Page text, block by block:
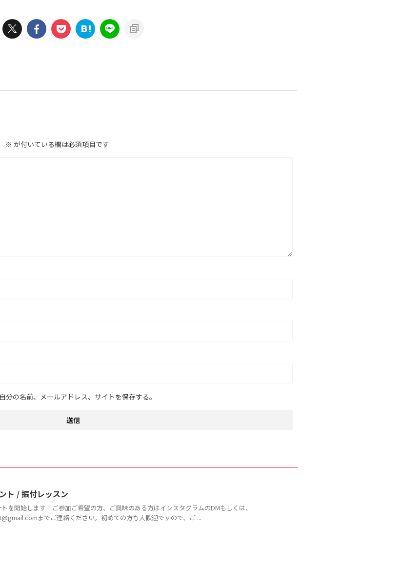
※ が付いている欄は必須項目です
の名前、メールアドレス、サイトを保存する。
ト / 振付レッスン
を開始します！ご参加ご希望の方、ご興味のある方はインスタグラムのDMもしくは、
までご連絡ください。初めての方も大歓迎ですので、ご ...